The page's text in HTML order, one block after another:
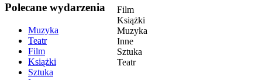
Polecane wydarzenia
Muzyka
Teatr
Film
Książki
Sztuka
Film
Książki
Muzyka
Inne
Sztuka
Teatr